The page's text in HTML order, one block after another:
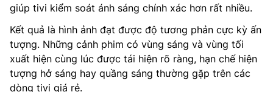
giúp tivi kiểm soát ánh sáng chính xác hơn rất nhiều.
Kết quả là hình ảnh đạt được độ tương phản cực kỳ ấn
tượng. Những cảnh phim có vùng sáng và vùng tối
xuất hiện cùng lúc được tái hiện rõ ràng, hạn chế hiện
tượng hở sáng hay quầng sáng thường gặp trên các
dòng tivi giá rẻ.